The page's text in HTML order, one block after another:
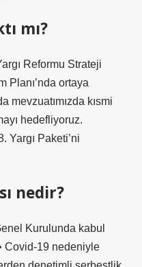
mı?
Reformu Strateji
Planı’nda ortaya
mevzuatımızda kısmi
hedefliyoruz.
Yargı Paketi’ni
nedir?
Kurulunda kabul
Covid-19 nedeniyle